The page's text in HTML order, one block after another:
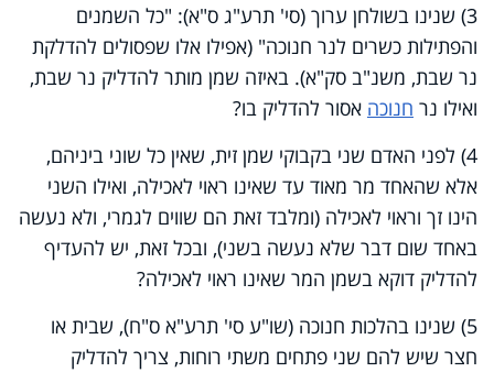
3) שנינו בשולחן ערוך (סי' תרע"ג ס"א): "כל השמנים
והפתילות כשרים לנר חנוכה" (אפילו אלו שפסולים להדלקת
נר שבת, משנ"ב סק"א). באיזה שמן מותר להדליק נר שבת,
ואילו נר חנוכה אסור להדליק בו?
4) לפני האדם שני בקבוקי שמן זית, שאין כל שוני ביניהם,
אלא שהאחד מר מאוד עד שאינו ראוי לאכילה, ואילו השני
הינו זך וראוי לאכילה (ומלבד זאת הם שווים לגמרי, ולא נעשה
באחד שום דבר שלא נעשה בשני), ובכל זאת, יש להעדיף
להדליק דוקא בשמן המר שאינו ראוי לאכילה?
5) שנינו בהלכות חנוכה (שו"ע סי' תרע"א ס"ח), שבית או
חצר שיש להם שני פתחים משתי רוחות, צריך להדליק